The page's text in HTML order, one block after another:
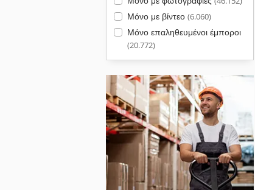
Μόνο με βίντεο (6.060)
Μόνο επαληθευμένοι έμποροι
(20.772)